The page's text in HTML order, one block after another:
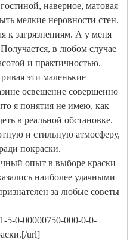
наверное, матовая
мелкие неровности стен.
к загрязнениям. А у меня
в любом случае
и практичностью.
эти маленькие
освещение совершенно
я понятия не имею, как
в реальной обстановке.
и стильную атмосферу,
покраски.
опыт в выборе краски
наиболее удачными
за любые советы
5-0-00000750-000-0-0-
url]